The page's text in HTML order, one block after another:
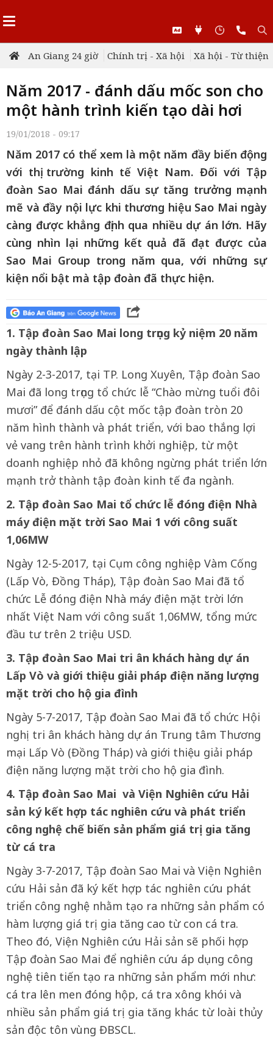
An Giang 24 giờ Chính trị - Xã hội Xã hội - Từ thiện
Năm 2017 - đánh dấu mốc son cho
một hành trình kiến tạo dài hơi
19/01/2018 - 09:17
Năm 2017 có thể xem là một năm đầy biến động
với thị trường kinh tế Việt Nam. Đối với Tập
đoàn Sao Mai đánh dấu sự tăng trưởng mạnh
mẽ và đầy nội lực khi thương hiệu Sao Mai ngày
càng được khẳng định qua nhiều dự án lớn. Hãy
cùng nhìn lại những kết quả đã đạt được của
Sao Mai Group trong năm qua, với những sự
kiện nổi bật mà tập đoàn đã thực hiện.
1. Tập đoàn Sao Mai long trọng kỷ niệm 20 năm
ngày thành lập
Ngày 2-3-2017, tại TP. Long Xuyên, Tập đoàn Sao
Mai đã long trọng tổ chức lễ “Chào mừng tuổi đôi
mươi” để đánh dấu cột mốc tập đoàn tròn 20
năm hình thành và phát triển, với bao thắng lợi
vẻ vang trên hành trình khởi nghiệp, từ một
doanh nghiệp nhỏ đã không ngừng phát triển lớn
mạnh trở thành tập đoàn kinh tế đa ngành.
2. Tập đoàn Sao Mai tổ chức lễ đóng điện Nhà
máy điện mặt trời Sao Mai 1 với công suất
1,06MW
Ngày 12-5-2017, tại Cụm công nghiệp Vàm Cống
(Lấp Vò, Đồng Tháp), Tập đoàn Sao Mai đã tổ
chức Lễ đóng điện Nhà máy điện mặt trời lớn
nhất Việt Nam với công suất 1,06MW, tổng mức
đầu tư trên 2 triệu USD.
3. Tập đoàn Sao Mai tri ân khách hàng dự án
Lấp Vò và giới thiệu giải pháp điện năng lượng
mặt trời cho hộ gia đình
Ngày 5-7-2017, Tập đoàn Sao Mai đã tổ chức Hội
nghị tri ân khách hàng dự án Trung tâm Thương
mại Lấp Vò (Đồng Tháp) và giới thiệu giải pháp
điện năng lượng mặt trời cho hộ gia đình.
4. Tập đoàn Sao Mai và Viện Nghiên cứu Hải
sản ký kết hợp tác nghiên cứu và phát triển
công nghệ chế biến sản phẩm giá trị gia tăng
từ cá tra
Ngày 3-7-2017, Tập đoàn Sao Mai và Viện Nghiên
cứu Hải sản đã ký kết hợp tác nghiên cứu phát
triển công nghệ nhằm tạo ra những sản phẩm có
hàm lượng giá trị gia tăng cao từ con cá tra.
Theo đó, Viện Nghiên cứu Hải sản sẽ phối hợp
Tập đoàn Sao Mai để nghiên cứu áp dụng công
nghệ tiên tiến tạo ra những sản phẩm mới như:
cá tra lên men đóng hộp, cá tra xông khói và
nhiều sản phẩm giá trị gia tăng khác từ loài thủy
sản độc tôn vùng ĐBSCL.